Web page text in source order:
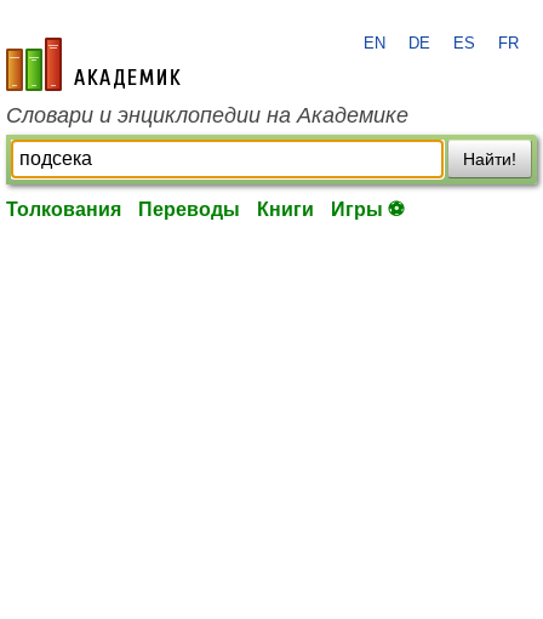
academic.ru
EN DE ES FR
Словари и энциклопедии на Академике
Найти!
Толкования Переводы Книги Игры ⚽